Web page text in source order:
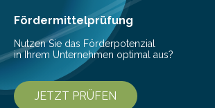
Fördermittelprüfung
Nutzen Sie das Förderpotenzial
in Ihrem Unternehmen optimal aus?
JETZT PRÜFEN